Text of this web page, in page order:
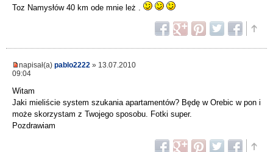
Toz Namysłów 40 km ode mnie leż .
napisał(a) pablo2222 » 13.07.2010
09:04
Witam
Jaki mieliście system szukania apartamentów? Będę w Orebic w pon i
może skorzystam z Twojego sposobu. Fotki super.
Pozdrawiam